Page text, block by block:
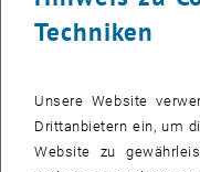
Kommunen entwickeln
Welche Strategien und
welche rechtlichen,
bestehen, hat das
Techniken
Unsere Website
Drittanbietern ein, um
Website zu